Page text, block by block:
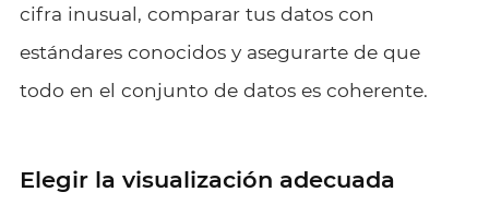
cifra inusual, comparar tus datos con
estándares conocidos y asegurarte de que
todo en el conjunto de datos es coherente.
Elegir la visualización adecuada